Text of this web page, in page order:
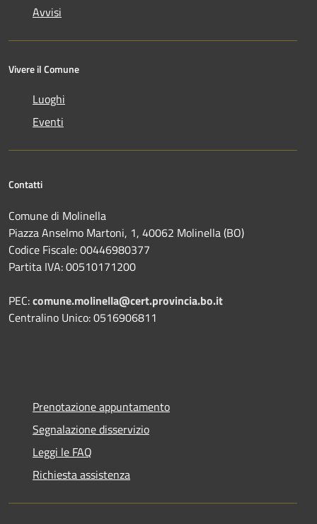
Avvisi
Vivere il Comune
Luoghi
Eventi
Contatti
Comune di Molinella
Piazza Anselmo Martoni, 1, 40062 Molinella (BO)
Codice Fiscale: 00446980377
Partita IVA: 00510171200
PEC:comune.molinella@cert.provincia.bo.it
Centralino Unico: 0516906811
Prenotazione appuntamento
Segnalazione disservizio
Leggi le FAQ
Richiesta assistenza